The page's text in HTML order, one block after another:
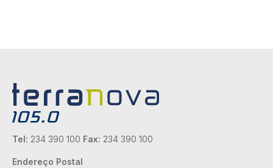
Tel: 234 390 100 Fax: 234 390 100
Endereço Postal